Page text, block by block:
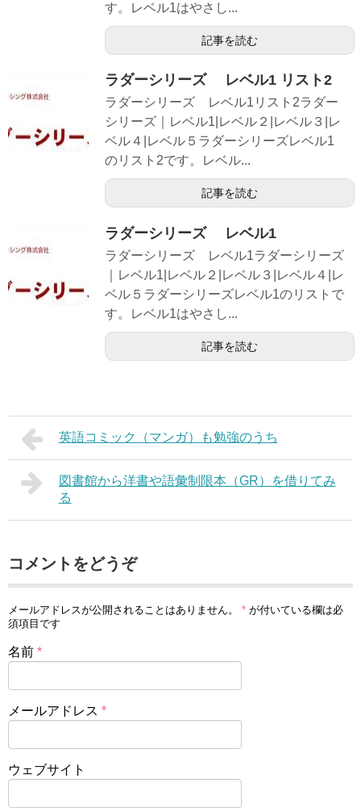
す。レベル1はやさし...
記事を読む
ラダーシリーズ レベル1 リスト2
ラダーシリーズ レベル1リスト2ラダー
シリーズ｜レベル1|レベル２|レベル３|レ
ベル４|レベル５ラダーシリーズレベル1
のリスト2です。レベル...
記事を読む
ラダーシリーズ レベル1
ラダーシリーズ レベル1ラダーシリーズ
｜レベル1|レベル２|レベル３|レベル４|レ
ベル５ラダーシリーズレベル1のリストで
す。レベル1はやさし...
記事を読む
英語コミック（マンガ）も勉強のうち
図書館から洋書や語彙制限本（GR）を借りてみ
る
コメントをどうぞ
メールアドレスが公開されることはありません。 * が付いている欄は必
須項目です
名前 *
メールアドレス *
ウェブサイト